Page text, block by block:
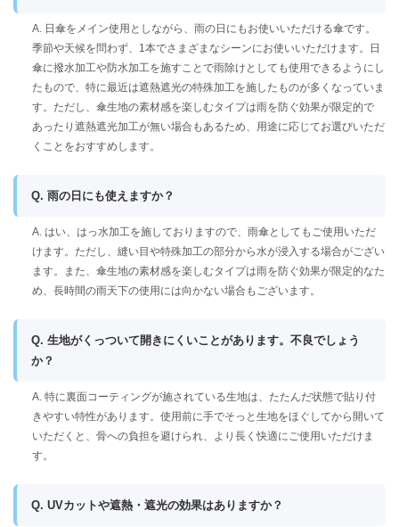
A. 日傘をメイン使用としながら、雨の日にもお使いいただける傘です。
季節や天候を問わず、1本でさまざまなシーンにお使いいただけます。日
傘に撥水加工や防水加工を施すことで雨除けとしても使用できるようにし
たもので、特に最近は遮熱遮光の特殊加工を施したものが多くなっていま
す。ただし、傘生地の素材感を楽しむタイプは雨を防ぐ効果が限定的で
あったり遮熱遮光加工が無い場合もあるため、用途に応じてお選びいただ
くことをおすすめします。
Q. 雨の日にも使えますか？
A. はい、はっ水加工を施しておりますので、雨傘としてもご使用いただ
けます。ただし、縫い目や特殊加工の部分から水が浸入する場合がござい
ます。また、傘生地の素材感を楽しむタイプは雨を防ぐ効果が限定的なた
め、長時間の雨天下の使用には向かない場合もございます。
Q. 生地がくっついて開きにくいことがあります。不良でしょう
か？
A. 特に裏面コーティングが施されている生地は、たたんだ状態で貼り付
きやすい特性があります。使用前に手でそっと生地をほぐしてから開いて
いただくと、骨への負担を避けられ、より長く快適にご使用いただけま
す。
Q. UVカットや遮熱・遮光の効果はありますか？